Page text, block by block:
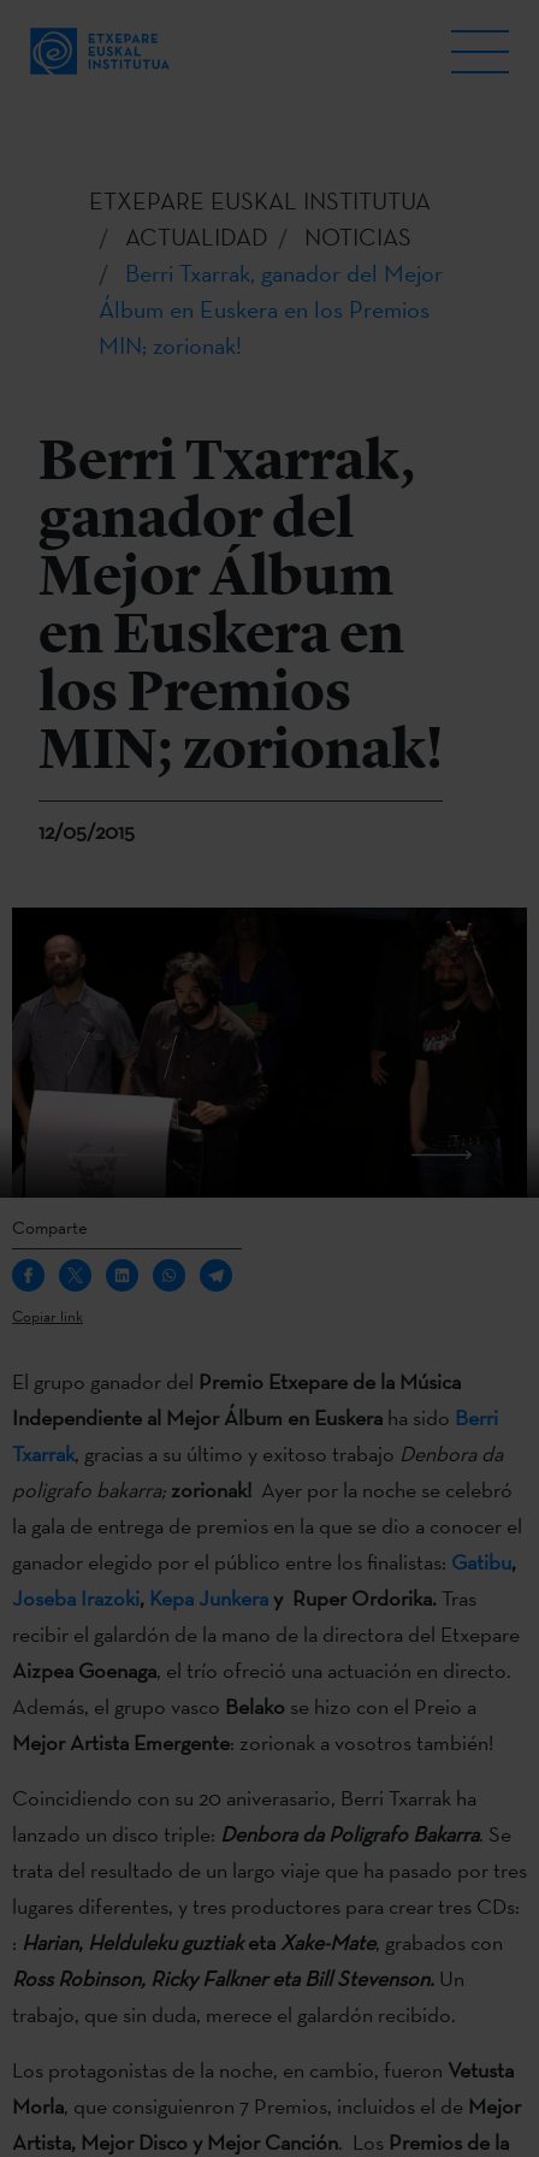
ETXEPARE EUSKAL INSTITUTUA
ACTUALIDAD
NOTICIAS
Berri Txarrak, ganador del Mejor
Álbum en Euskera en los Premios
MIN; zorionak!
Berri Txarrak,
ganador del
Mejor Álbum
en Euskera en
los Premios
MIN; zorionak!
12/05/2015
Comparte
Copiar link
El grupo ganador del Premio Etxepare de la Música
Independiente al Mejor Álbum en Euskera ha sido Berri
Txarrak, gracias a su último y exitoso trabajo Denbora da
poligrafo bakarra; zorionak! Ayer por la noche se celebró
la gala de entrega de premios en la que se dio a conocer el
ganador elegido por el público entre los finalistas: Gatibu,
Joseba Irazoki, Kepa JunkerayRuper Ordorika. Tras
recibir el galardón de la mano de la directora del Etxepare
Aizpea Goenaga, el trío ofreció una actuación en directo.
Además, el grupo vasco Belako se hizo con el Preio a
Mejor Artista Emergente: zorionak a vosotros también!
Coincidiendo con su 20 aniverasario, Berri Txarrak ha
lanzado un disco triple: Denbora da Poligrafo Bakarra. Se
trata del resultado de un largo viaje que ha pasado por tres
lugares diferentes, y tres productores para crear tres CDs:
: Harian, Helduleku guztiaketa Xake-Mate, grabados con
Ross Robinson, Ricky Falkner eta Bill Stevenson. Un
trabajo, que sin duda, merece el galardón recibido.
Los protagonistas de la noche, en cambio, fueron Vetusta
Morla, que consiguienron 7 Premios, incluidos el de Mejor
Artista, Mejor Disco y Mejor Canción. Los Premios de la